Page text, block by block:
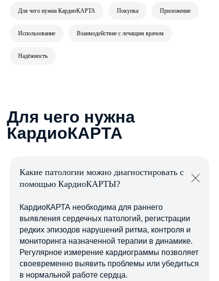
Для чего нужна КардиоКАРТА Покупка Приложение
Использование Взаимодействие с лечащим врачом
Надёжность
Для чего нужна
КардиоКАРТА
Какие патологии можно диагностировать с
помощью КардиоКАРТЫ?
КардиоКАРТА необходима для раннего
выявления сердечных патологий, регистрации
редких эпизодов нарушений ритма, контроля и
мониторинга назначенной терапии в динамике.
Регулярное измерение кардиограммы позволяет
своевременно выявить проблемы или убедиться
в нормальной работе сердца.